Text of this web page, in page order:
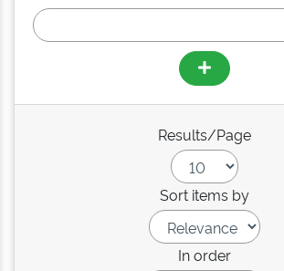
Results/Page
Sort items by
In order